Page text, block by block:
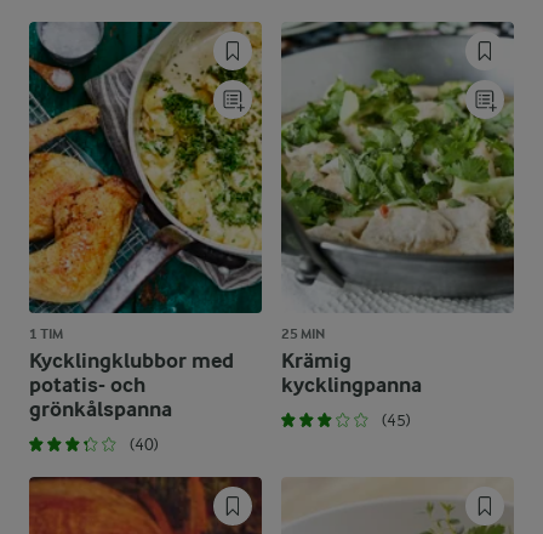
1 TIM
Kycklingklubbor med
potatis- och
grönkålspanna
(40)
25 MIN
Krämig
kycklingpanna
(45)